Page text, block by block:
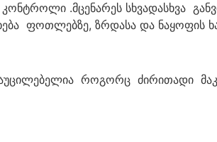
.მცენარეს სხვადასხვა
ფოთლებზე, ზრდასა და ნაყოფის
როგორც ძირითადი